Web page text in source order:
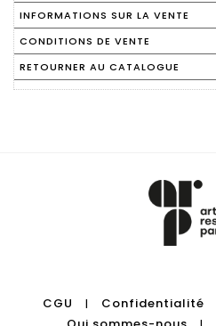
INFORMATIONS SUR LA VENTE
CONDITIONS DE VENTE
RETOURNER AU CATALOGUE
CGU | Confidentialité